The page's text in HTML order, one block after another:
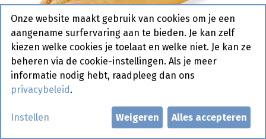
3283 Stokbrood Frans Wit Plus
Onze website maakt gebruik van cookies om je een
aangename surfervaring aan te bieden. Je kan zelf
kiezen welke cookies je toelaat en welke niet. Je kan ze
beheren via de cookie-instellingen. Als je meer
informatie nodig hebt, raadpleeg dan ons
privacybeleid .
Instellen Weigeren Alles accepteren